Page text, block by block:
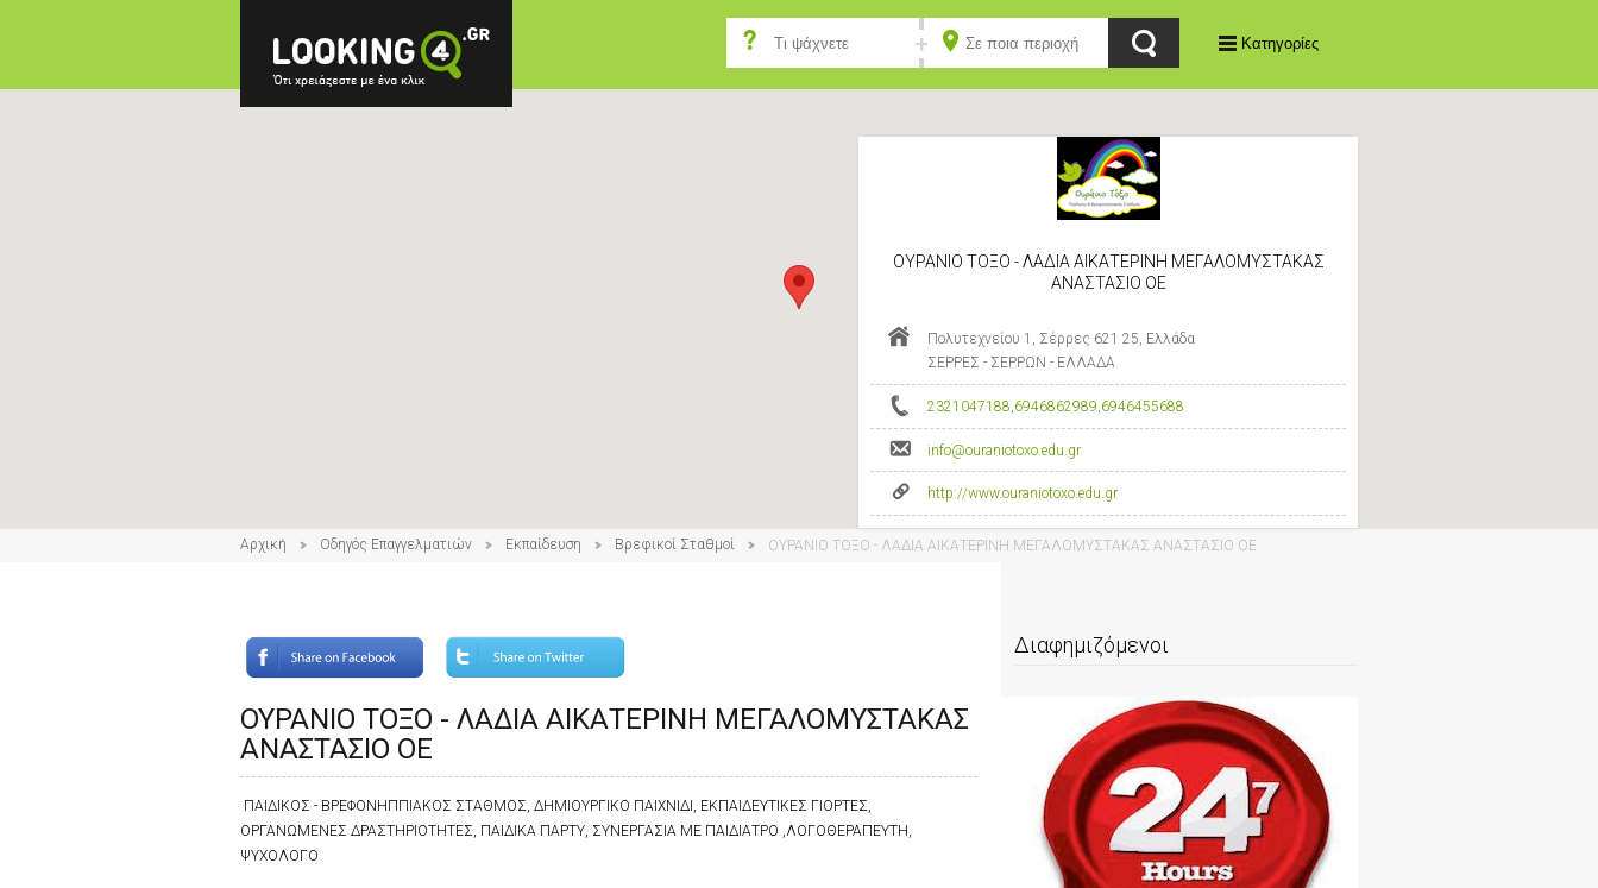
Κατηγορίες
ΟΥΡΑΝΙΟ ΤΟΞΟ - ΛΑΔΙΑ ΑΙΚΑΤΕΡΙΝΗ ΜΕΓΑΛΟΜΥΣΤΑΚΑΣ
ΑΝΑΣΤΑΣΙΟ ΟΕ
Πολυτεχνείου 1, Σέρρες 621 25, Ελλάδα
ΣΕΡΡΕΣ - ΣΕΡΡΩΝ - ΕΛΛΑΔΑ
2321047188 6946862989 6946455688
info@ouraniotoxo.edu.gr
http://www.ouraniotoxo.edu.gr
Αρχική Οδηγός Επαγγελματιών Εκπαίδευση Βρεφικοί Σταθμοί ΟΥΡΑΝΙΟ ΤΟΞΟ - ΛΑΔΙΑ ΑΙΚΑΤΕΡΙΝΗ ΜΕΓΑΛΟΜΥΣΤΑΚΑΣ ΑΝΑΣΤΑΣΙΟ ΟΕ
ΟΥΡΑΝΙΟ ΤΟΞΟ - ΛΑΔΙΑ ΑΙΚΑΤΕΡΙΝΗ ΜΕΓΑΛΟΜΥΣΤΑΚΑΣ
ΑΝΑΣΤΑΣΙΟ ΟΕ
ΠΑΙΔΙΚΟΣ - ΒΡΕΦΟΝΗΠΠΙΑΚΟΣ ΣΤΑΘΜΟΣ, ΔΗΜΙΟΥΡΓΙΚΟ ΠΑΙΧΝΙΔΙ, ΕΚΠΑΙΔΕΥΤΙΚΕΣ ΓΙΟΡΤΕΣ,
ΟΡΓΑΝΩΜΕΝΕΣ ΔΡΑΣΤΗΡΙΟΤΗΤΕΣ, ΠΑΙΔΙΚΑ ΠΑΡΤΥ, ΣΥΝΕΡΓΑΣΙΑ ΜΕ ΠΑΙΔΙΑΤΡΟ ,ΛΟΓΟΘΕΡΑΠΕΥΤΗ,
ΨΥΧΟΛΟΓΟ
Διαφημιζόμενοι